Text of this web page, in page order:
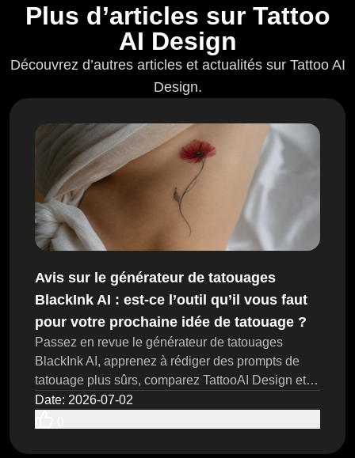
Plus d’articles sur Tattoo
AI Design
Découvrez d’autres articles et actualités sur Tattoo AI
Design.
Avis sur le générateur de tatouages
BlackInk AI : est-ce l’outil qu’il vous faut
pour votre prochaine idée de tatouage ?
Passez en revue le générateur de tatouages
BlackInk AI, apprenez à rédiger des prompts de
tatouage plus sûrs, comparez TattooAI Design et
préparez des idées de tatouage avant d’apporter
Date: 2026-07-02